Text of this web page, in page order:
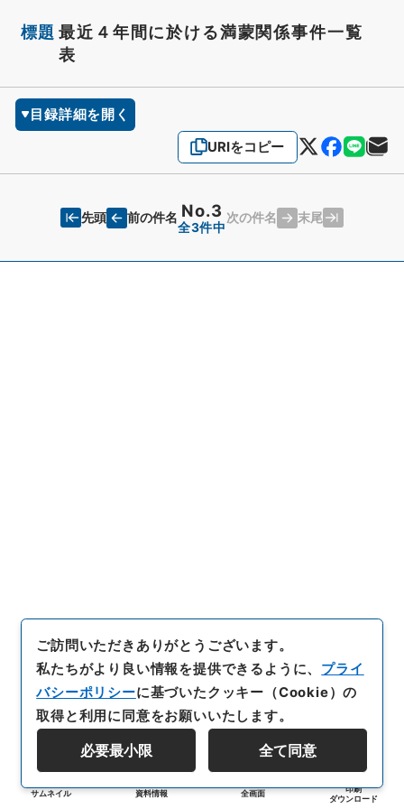
標題 最近４年間に於ける満蒙関係事件一覧
表
目録詳細を開く
URIをコピー
先頭 前の件名 No.3
全3件中
次の件名 末尾
サムネイル 資料情報 全画面
印刷
ダウンロード
ご訪問いただきありがとうございます。
私たちがより良い情報を提供できるように、 プライ
バシーポリシーに基づいたクッキー（Cookie）の
取得と利用に同意をお願いいたします。
必要最小限 全て同意